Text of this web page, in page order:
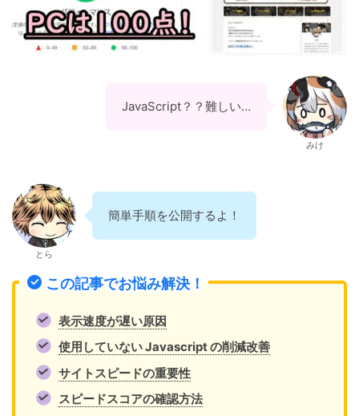
JavaScript？？難しい…
みけ
とら
簡単手順を公開するよ！
この記事でお悩み解決！
表示速度が遅い原因
使用していない Javascript の削減改善
サイトスピードの重要性
スピードスコアの確認方法